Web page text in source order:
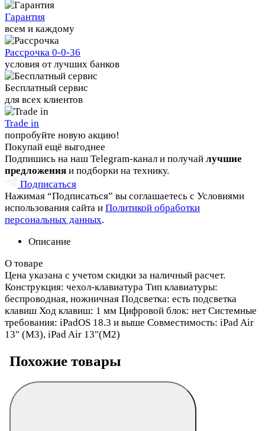
Гарантия
всем и каждому
Рассрочка 0-0-36
условия от лучших банков
Бесплатный сервис
для всех клиентов
Trade in
попробуйте новую акцию!
Покупай ещё выгоднее
Подпишись на наш Telegram-канал и получай лучшие
предложения и подборки на технику.
Подписаться
Нажимая “Подписаться” вы соглашаетесь с Условиями
использования сайта и Политикой обработки
персональных данных.
Описание
О товаре
Цена указана с учетом скидки за наличный расчет.
Конструкция: чехол-клавиатура Тип клавиатуры:
беспроводная, ножничная Подсветка: есть подсветка
клавиш Ход клавиш: 1 мм Цифровой блок: нет Системные
требования: iPadOS 18.3 и выше Совместимость: iPad Air
13" (M3), iPad Air 13"(M2)
Похожие товары